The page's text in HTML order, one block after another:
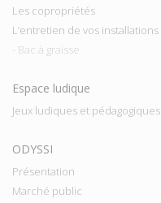
Les copropriétés
L’entretien de vos installations
- Bac à graisse
Espace ludique
Jeux ludiques et pédagogiques
ODYSSI
Présentation
Marché public